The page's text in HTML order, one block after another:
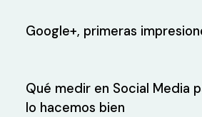
Google+, primeras
Qué medir en Social Media
lo hacemos bien